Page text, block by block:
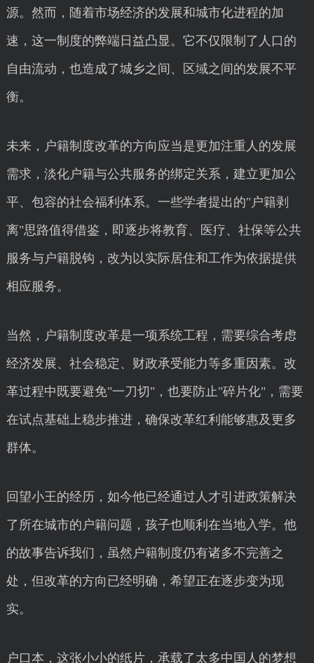
源。然而，随着市场经济的发展和城市化进程的加
速，这一制度的弊端日益凸显。它不仅限制了人口的
自由流动，也造成了城乡之间、区域之间的发展不平
衡。
未来，户籍制度改革的方向应当是更加注重人的发展
需求，淡化户籍与公共服务的绑定关系，建立更加公
平、包容的社会福利体系。一些学者提出的"户籍剥
离"思路值得借鉴，即逐步将教育、医疗、社保等公共
服务与户籍脱钩，改为以实际居住和工作为依据提供
相应服务。
当然，户籍制度改革是一项系统工程，需要综合考虑
经济发展、社会稳定、财政承受能力等多重因素。改
革过程中既要避免"一刀切"，也要防止"碎片化"，需要
在试点基础上稳步推进，确保改革红利能够惠及更多
群体。
回望小王的经历，如今他已经通过人才引进政策解决
了所在城市的户籍问题，孩子也顺利在当地入学。他
的故事告诉我们，虽然户籍制度仍有诸多不完善之
处，但改革的方向已经明确，希望正在逐步变为现
实。
户口本，这张小小的纸片，承载了太多中国人的梦想